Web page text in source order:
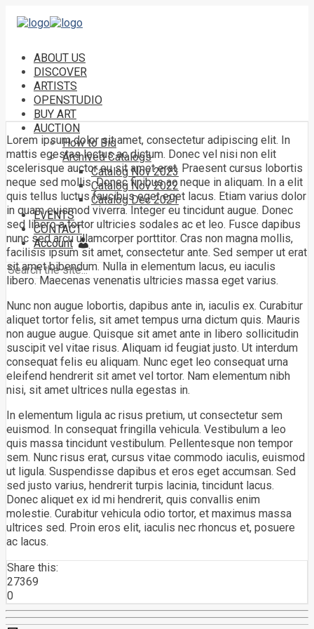
ABOUT US
DISCOVER
ARTISTS
OPENSTUDIO
BUY ART
AUCTION
How to Bid
Archived Catalogs
Catalog Nov 2023
Catalog Nov 2022
Catalog Dec 2021
EVENTS
CONTACT
Account
Lorem ipsum dolor sit amet, consectetur adipiscing elit. In
mattis egestas lectus ac dictum. Donec vel nisi non elit
scelerisque auctor eu sit amet erat. Praesent cursus lobortis
neque sed mollis. Donec finibus ac neque in aliquam. In a elit
quis tellus luctus faucibus eget eget lacus. Etiam varius dolor
in quam euismod viverra. Integer eu tincidunt augue. Donec
sed libero a tortor ultricies sodales ac et leo. Fusce dapibus
nunc sed arcu ullamcorper porttitor. Cras non magna mollis,
facilisis ipsum sit amet, consectetur ante. Sed semper ut erat
sit amet bibendum. Nulla in elementum lacus, eu iaculis
libero. Maecenas venenatis ultricies massa eget varius.
Nunc non augue lobortis, dapibus ante in, iaculis ex. Curabitur
aliquet tortor felis, sit amet tempus urna dictum quis. Mauris
non augue augue. Quisque sit amet ante in libero sollicitudin
suscipit vel vitae risus. Aliquam id feugiat justo. Ut interdum
consequat felis eu aliquam. Nunc eget leo consequat urna
eleifend hendrerit sit amet vel tortor. Nam elementum nibh
nisi, sit amet ultrices nulla egestas in.
In elementum ligula ac risus pretium, ut consectetur sem
euismod. In consequat fringilla vehicula. Vestibulum a leo
quis massa tincidunt vestibulum. Pellentesque non tempor
sem. Nunc risus erat, cursus vitae commodo iaculis, euismod
ut ligula. Suspendisse dapibus et eros eget accumsan. Sed
sed justo varius, hendrerit turpis lacinia, tincidunt lacus.
Donec aliquet ex id mi hendrerit, quis convallis enim
molestie. Curabitur vehicula odio tortor, et maximus massa
ultrices sed. Proin eros elit, iaculis nec rhoncus et, posuere
ac lacus.
Share this:
27369
0